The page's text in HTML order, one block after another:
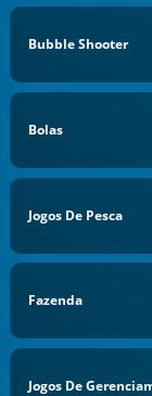
Bubble Shooter
Bolas
Jogos De Pesca
Fazenda
Jogos De